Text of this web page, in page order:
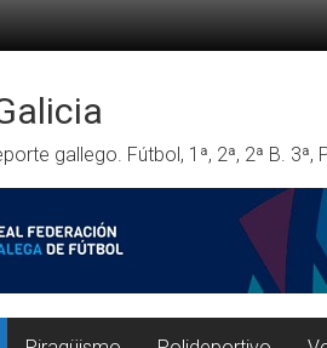
gallego. Fútbol, 1ª, 2ª, 2ª B.